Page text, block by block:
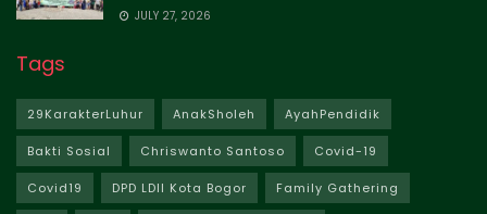
JULY 27, 2026
Tags
29KarakterLuhur AnakSholeh AyahPendidik
Bakti Sosial Chriswanto Santoso Covid-19
Covid19 DPD LDII Kota Bogor Family Gathering